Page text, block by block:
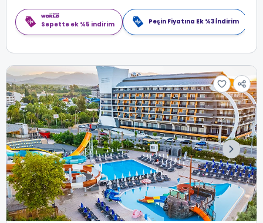
Sepette ek %5 indirim Peşin Fiyatına Ek %3 İndirim